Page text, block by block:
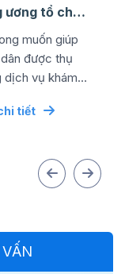
ương tổ chức
công lễ kỷ
quốc tế
muốn giúp
được thụ
dịch vụ khám
mức chi phí
tiết